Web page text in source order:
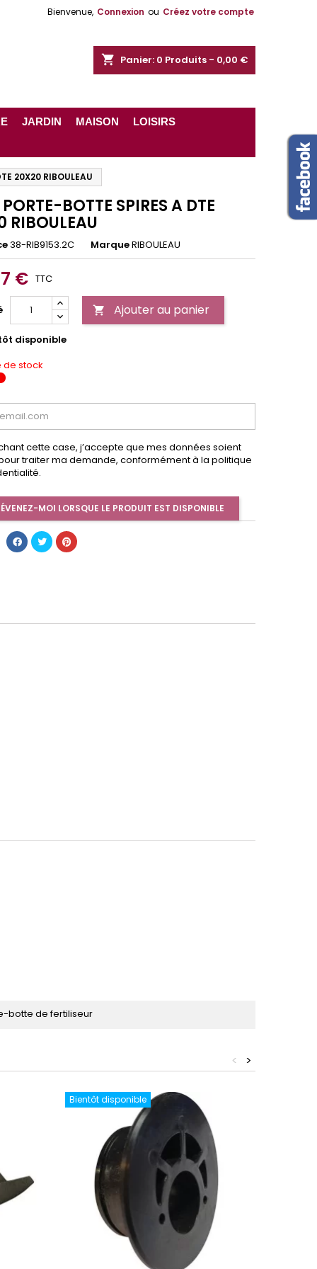
Bienvenue, Connexion ou Créez votre compte
shopping_cart Panier: 0 Produits - 0,00 €
JARDIN MAISON LOISIRS
20X20 RIBOULEAU
BOTTE SPIRES A DTE
RIBOULEAU
38-RIB9153.2C MarqueRIBOULEAU
€ TTC
 Ajouter au panier
disponible
de stock
cette case, j’accepte que mes données soient
traiter ma demande, conformément à la politique
MOI LORSQUE LE PRODUIT EST DISPONIBLE
botte de fertiliseur
>
<
Bientôt disponible